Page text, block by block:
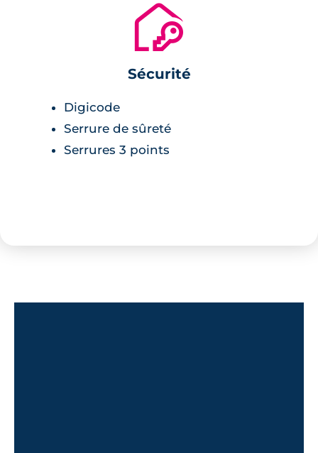
🔐
Sécurité
Digicode
Serrure de sûreté
Serrures 3 points